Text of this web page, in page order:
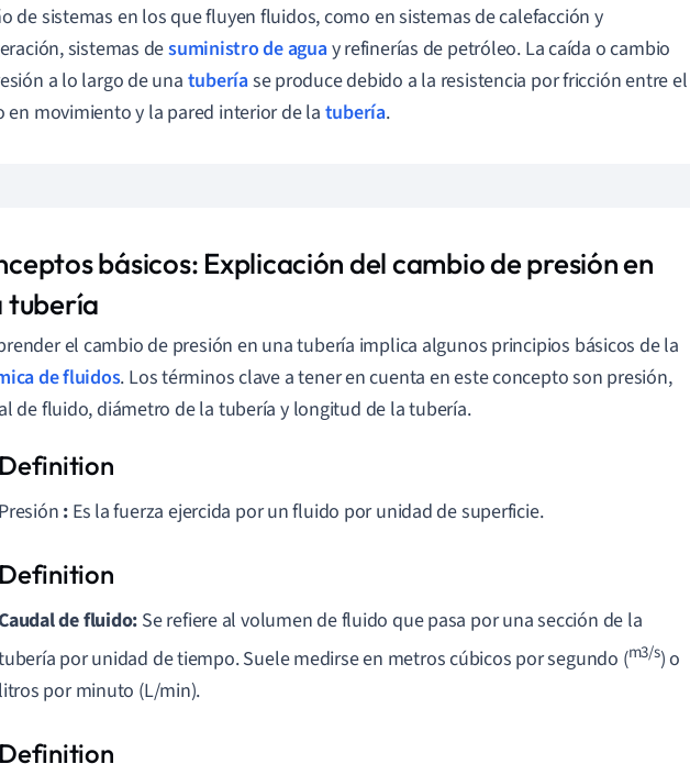
de sistemas en los que fluyen fluidos, como en sistemas de calefacción y
sistemas desuministro de aguay refinerías de petróleo. La caída o cambio
a lo largo de una tuberíase produce debido a la resistencia por fricción entre el
en movimiento y la pared interior de la tubería.
básicos: Explicación del cambio de presión en
tubería
el cambio de presión en una tubería implica algunos principios básicos de la
de fluidos. Los términos clave a tener en cuenta en este concepto son presión,
de fluido, diámetro de la tubería y longitud de la tubería.
Presión : Es la fuerza ejercida por un fluido por unidad de superficie.
de fluido: Se refiere al volumen de fluido que pasa por una sección de la
por unidad de tiempo. Suele medirse en metros cúbicos por segundo (m3/s) o
litros por minuto (L/min).